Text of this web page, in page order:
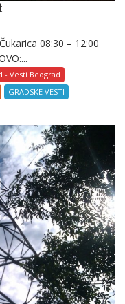
08:30 – 12:00
- Vesti Beograd
GRADSKE VESTI